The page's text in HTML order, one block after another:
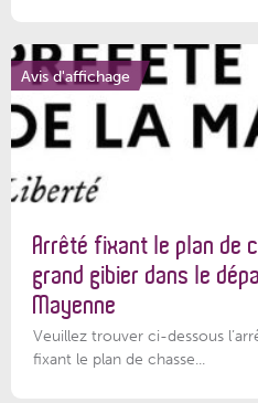
Avis d'affichage
Arrêté fixant le plan de
grand gibier dans le
Mayenne
Veuillez trouver ci-dessous
fixant le plan de chasse...